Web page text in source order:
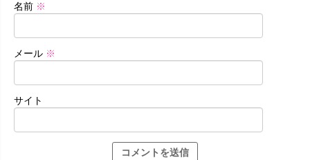
名前 ※
メール ※
サイト